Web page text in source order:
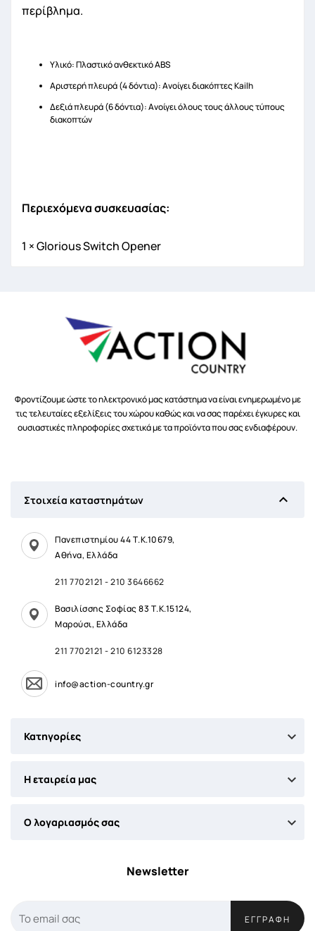
περίβλημα.
Υλικό: Πλαστικό ανθεκτικό ABS
Αριστερή πλευρά (4 δόντια): Ανοίγει διακόπτες Kailh
Δεξιά πλευρά (6 δόντια): Ανοίγει όλους τους άλλους τύπους
διακοπτών
Περιεχόμενα συσκευασίας:
1 × Glorious Switch Opener
Φροντίζουμε ώστε το ηλεκτρονικό μας κατάστημα να είναι ενημερωμένο με
τις τελευταίες εξελίξεις του χώρου καθώς και να σας παρέχει έγκυρες και
ουσιαστικές πληροφορίες σχετικά με τα προϊόντα που σας ενδιαφέρουν.
Στοιχεία καταστημάτων 
Πανεπιστημίου 44 Τ.Κ.10679,
Αθήνα, Ελλάδα
211 7702121 -210 3646662
Βασιλίσσης Σοφίας 83 Τ.Κ.15124,
Μαρούσι, Ελλάδα
211 7702121 -210 6123328
info@action-country.gr
Κατηγορίες 
Η εταιρεία μας 
Ο λογαριασμός σας 
Newsletter
ΕΓΓΡΑΦΉ